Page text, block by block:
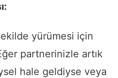
yürümesi için
partnerinizle artık
hale geldiyse veya